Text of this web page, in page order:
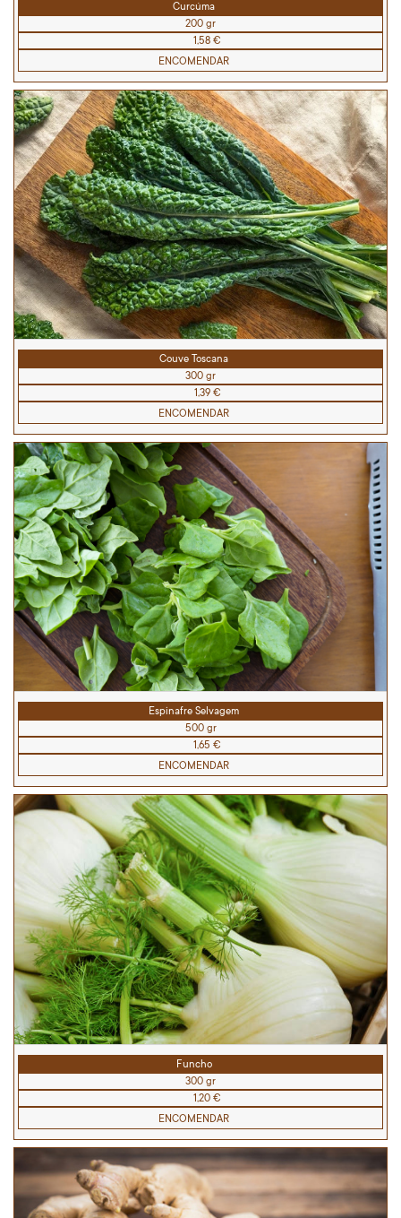
Curcúma
200 gr
1,58 €
ENCOMENDAR
Couve Toscana
300 gr
1,39 €
ENCOMENDAR
Espinafre Selvagem
500 gr
1,65 €
ENCOMENDAR
Funcho
300 gr
1,20 €
ENCOMENDAR